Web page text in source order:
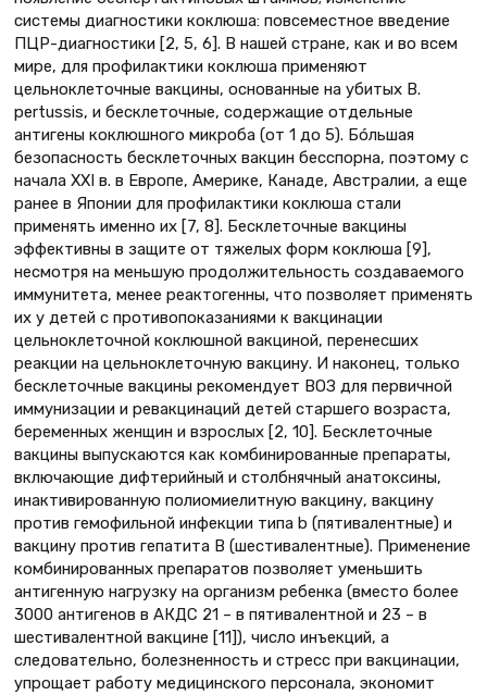
системы диагностики коклюша: повсеместное введение
ПЦР-диагностики [2, 5, 6]. В нашей стране, как и во всем
мире, для профилактики коклюша применяют
цельноклеточные вакцины, основанные на убитых B.
pertussis, и бесклеточные, содержащие отдельные
антигены коклюшного микроба (от 1 до 5). Бóльшая
безопасность бесклеточных вакцин бесспорна, поэтому с
начала ХXI в. в Европе, Америке, Канаде, Австралии, а еще
ранее в Японии для профилактики коклюша стали
применять именно их [7, 8]. Бесклеточные вакцины
эффективны в защите от тяжелых форм коклюша [9],
несмотря на меньшую продолжительность создаваемого
иммунитета, менее реактогенны, что позволяет применять
их у детей с противопоказаниями к вакцинации
цельноклеточной коклюшной вакциной, перенесших
реакции на цельноклеточную вакцину. И наконец, только
бесклеточные вакцины рекомендует ВОЗ для первичной
иммунизации и ревакцинаций детей старшего возраста,
беременных женщин и взрослых [2, 10]. Бесклеточные
вакцины выпускаются как комбинированные препараты,
включающие дифтерийный и столбнячный анатоксины,
инактивированную полиомиелитную вакцину, вакцину
против гемофильной инфекции типа b (пятивалентные) и
вакцину против гепатита В (шестивалентные). Применение
комбинированных препаратов позволяет уменьшить
антигенную нагрузку на организм ребенка (вместо более
3000 антигенов в АКДС 21 – в пятивалентной и 23 – в
шестивалентной вакцине [11]), число инъекций, а
следовательно, болезненность и стресс при вакцинации,
упрощает работу медицинского персонала, экономит